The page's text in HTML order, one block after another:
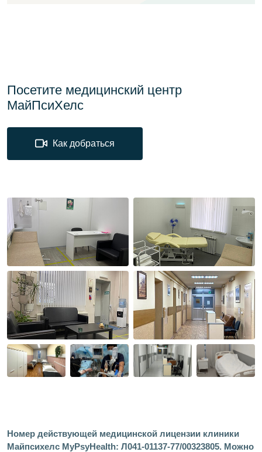
Посетите медицинский центр
МайПсиХелс
Как добраться
Номер действующей медицинской лицензии клиники
Майпсихелс MyPsyHealth: Л041-01137-77/00323805. Можно